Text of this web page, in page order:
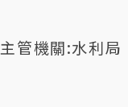
主管機關:水利局